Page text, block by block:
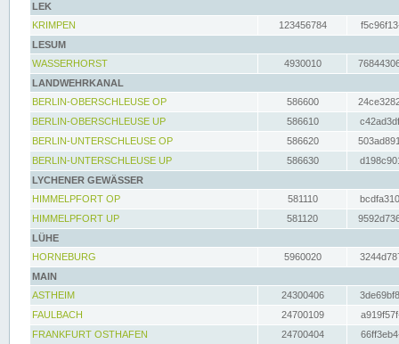
LEK
KRIMPEN
123456784
LESUM
WASSERHORST
4930010
LANDWEHRKANAL
BERLIN-OBERSCHLEUSE OP
586600
BERLIN-OBERSCHLEUSE UP
586610
BERLIN-UNTERSCHLEUSE OP
586620
BERLIN-UNTERSCHLEUSE UP
586630
LYCHENER GEWÄSSER
HIMMELPFORT OP
581110
HIMMELPFORT UP
581120
LÜHE
HORNEBURG
5960020
MAIN
ASTHEIM
24300406
FAULBACH
24700109
FRANKFURT OSTHAFEN
24700404